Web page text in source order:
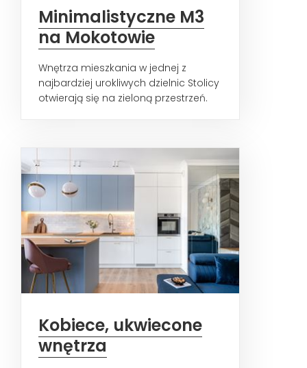
Minimalistyczne M3
na Mokotowie
Wnętrza mieszkania w jednej z
najbardziej urokliwych dzielnic Stolicy
otwierają się na zieloną przestrzeń.
Kobiece, ukwiecone
wnętrza